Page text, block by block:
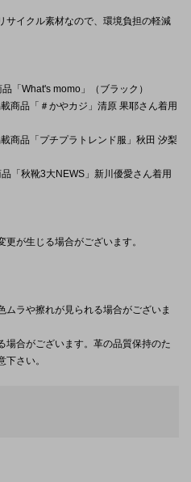
サイクル素材なので、環境負担の軽減
「What's momo」（ブラック）
商品「＃かやカジ」清原 果耶さん着用
商品「プチプラトレンド服」秋田 汐梨
「秋靴3大NEWS」新川優愛さん着用
が生じる場合がございます。
ラや擦れが見られる場合がございま
場合がございます。革の品質保持のた
さい。